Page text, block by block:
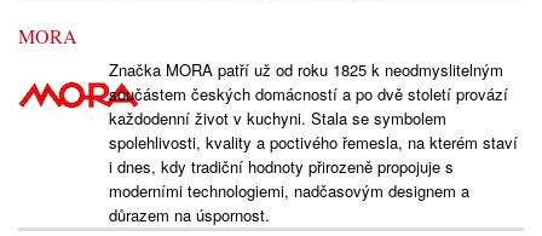
MORA
Značka MORA patří už od roku 1825 k neodmyslitelným
součástem českých domácností a po dvě století provází
každodenní život v kuchyni. Stala se symbolem
spolehlivosti, kvality a poctivého řemesla, na kterém staví
i dnes, kdy tradiční hodnoty přirozeně propojuje s
moderními technologiemi, nadčasovým designem a
důrazem na úspornost.